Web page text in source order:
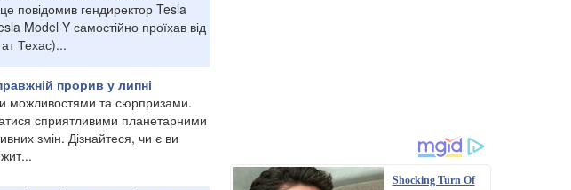
повідомив гендиректор Tesla
Model Y самостійно проїхав від
Техас)...
прорив у липні
можливостями та сюрпризами.
сприятливими планетарними
змін. Дізнайтеся, чи є ви
Shocking Turn Of